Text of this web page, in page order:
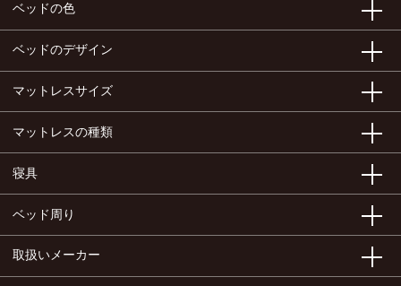
ベッドの色
ベッドのデザイン
マットレスサイズ
マットレスの種類
寝具
ベッド周り
取扱いメーカー